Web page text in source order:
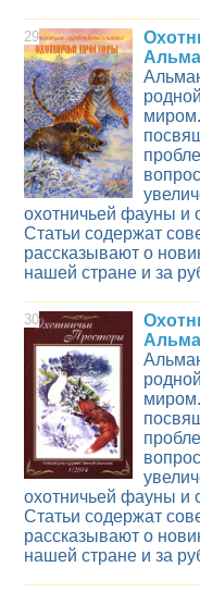
29
охотничьей фауны и
Статьи содержат
рассказывают о
нашей стране и за
30
охотничьей фауны и
Статьи содержат
рассказывают о
нашей стране и за